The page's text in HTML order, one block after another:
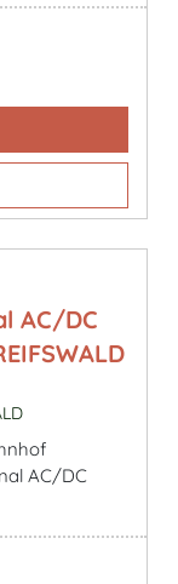
AC/DC
AC/DC